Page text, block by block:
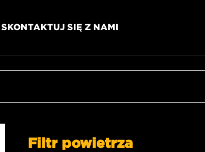
SKONTAKTUJ SIĘ Z NAMI
Filtr powietrza